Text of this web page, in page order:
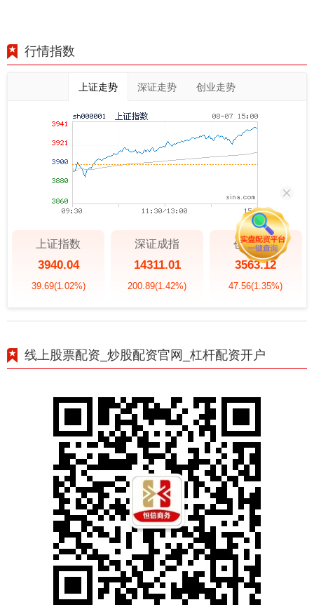
行情指数
上证走势 深证走势 创业走势
上证指数
3940.04
39.69(1.02%)
深证成指
14311.01
200.89(1.42%)
创业板指
3563.12
47.56(1.35%)
线上股票配资_炒股配资官网_杠杆配资开户